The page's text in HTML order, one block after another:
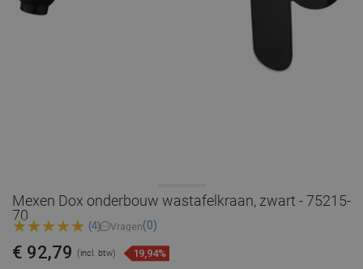
Mexen Dox onderbouw wastafelkraan, zwart - 75215-
70
(4) Vragen(0)
€ 92,79 (incl. btw) 19,94%